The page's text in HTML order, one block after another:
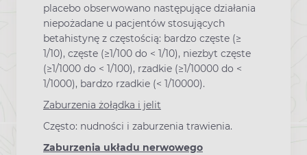
placebo obserwowano następujące działania
niepożadane u pacjentów stosujących
betahistynę z częstością: bardzo częste (≥
1/10), częste (≥1/100 do < 1/10), niezbyt częste
(≥1/1000 do < 1/100), rzadkie (≥1/10000 do <
1/1000), bardzo rzadkie (< 1/10000).
Zaburzenia żołądka i jelit
Często: nudności i zaburzenia trawienia.
Zaburzenia układu nerwowego